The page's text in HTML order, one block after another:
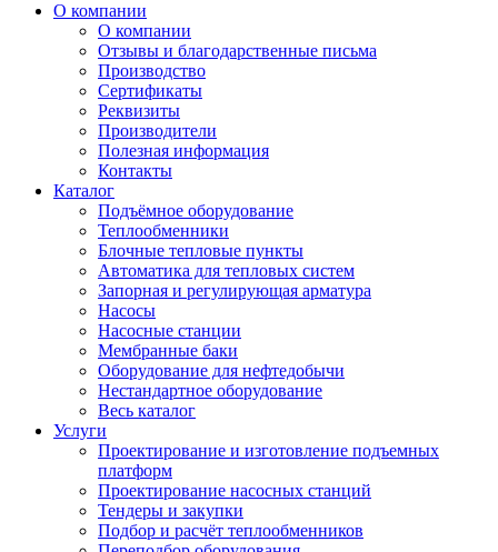
О компании
О компании
Отзывы и благодарственные письма
Производство
Сертификаты
Реквизиты
Производители
Полезная информация
Контакты
Каталог
Подъёмное оборудование
Теплообменники
Блочные тепловые пункты
Автоматика для тепловых систем
Запорная и регулирующая арматура
Насосы
Насосные станции
Мембранные баки
Оборудование для нефтедобычи
Нестандартное оборудование
Весь каталог
Услуги
Проектирование и изготовление подъемных
платформ
Проектирование насосных станций
Тендеры и закупки
Подбор и расчёт теплообменников